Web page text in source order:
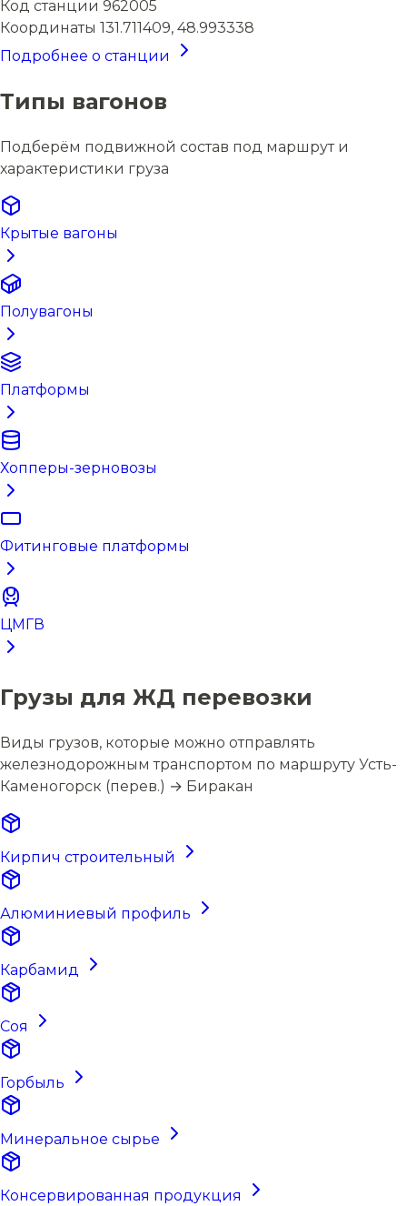
Код станции 962005
Координаты 131.711409, 48.993338
Подробнее о станции
Типы вагонов
Подберём подвижной состав под маршрут и
характеристики груза
Крытые вагоны
Полувагоны
Платформы
Хопперы-зерновозы
Фитинговые платформы
ЦМГВ
Грузы для ЖД перевозки
Виды грузов, которые можно отправлять
железнодорожным транспортом по маршруту Усть-
Каменогорск (перев.) → Биракан
Кирпич строительный
Алюминиевый профиль
Карбамид
Соя
Горбыль
Минеральное сырье
Консервированная продукция